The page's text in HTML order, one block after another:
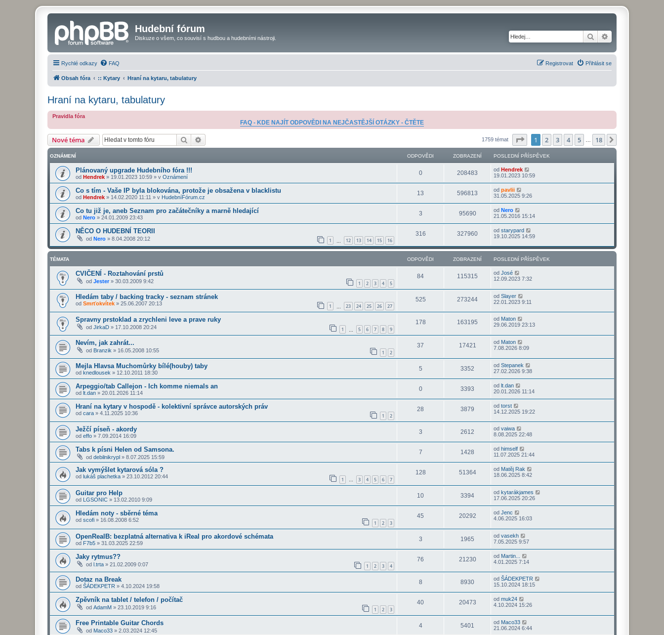
Hudební fórum
Diskuze o všem, co souvisí s hudbou a hudebními nástroji. Hledat
Rychlé odkazy FAQ Přihlásit se
Registrovat
Obsah fóra :: Kytary Hraní na kytaru, tabulatury
Hraní na kytaru, tabulatury
Pravidla fóra
FAQ - KDE NAJÍT ODPOVĚDI NA NEJČASTĚJŠÍ OTÁZKY - ČTĚTE
Nové téma Hledat 1759 témat Stránka z
1 2 3 4 5 18
OZNÁMENÍ ODPOVĚDI ZOBRAZENÍ POSLEDNÍ PŘÍSPĚVEK
Plánovaný upgrade Hudebního fóra !!!
od Hendrek » 19.01.2023 10:59 » v Oznámení
0 208483 od Hendrek
19.01.2023 10:59
Co s tím - Vaše IP byla blokována, protože je obsažena v blacklistu
od Hendrek » 14.02.2020 11:11 » v HudebníFórum.cz
13 596813 od pavlii
31.05.2025 9:26
Co tu již je, aneb Seznam pro začátečníky a marně hledající
od Nero » 24.01.2009 23:43
3 95690 od Nero
21.05.2016 15:14
NĚCO O HUDEBNÍ TEORII
od Nero » 8.04.2008 20:12 1 12 13 14 15 16
316 327960 od starypard
19.10.2025 14:59
TÉMATA ODPOVĚDI ZOBRAZENÍ POSLEDNÍ PŘÍSPĚVEK
CVIČENÍ - Roztahování prstů
od Jester» 30.03.2009 9:42 1 2 3 4 5
84 115315 od José
12.09.2023 7:32
Hledám taby / backing tracky - seznam stránek
od Smrťokvítek » 25.06.2007 20:13 1 23 24 25 26 27
525 273244 od Slayer
22.01.2023 9:11
Spravny prstoklad a zrychleni leve a prave ruky
od JirkaD » 17.10.2008 20:24 1 5 6 7 8 9
178 163195 od Maton
29.06.2019 23:13
Nevím, jak zahrát...
od Branzik » 16.05.2008 10:55 1 2
37 17421 od Maton
7.08.2026 8:09
Mejla Hlavsa Muchomůrky bílé(houby) taby
od knedlousek » 12.10.2011 18:30
5 3352 od Stepanek
27.02.2026 9:38
Arpeggio/tab Callejon - Ich komme niemals an
od lt.dan » 20.01.2026 11:14
0 3393 od lt.dan
20.01.2026 11:14
Hraní na kytary v hospodě - kolektivní správce autorských práv
od cara » 4.11.2025 10:36 1 2
28 3879 od torst
14.12.2025 19:22
Ježčí píseň - akordy
od effo » 7.09.2014 16:09
3 2612 od vaiwa
8.08.2025 22:48
Tabs k písni Helen od Samsona.
od debilnikrypl » 8.07.2025 15:59
7 1428 od himself
11.07.2025 21:44
Jak vymýšlet kytarová sóla ?
od lukáš plachetka » 23.10.2012 20:44 1 … 3 4 5 6 7
128 51364 od Matěj Rak
18.06.2025 8:42
Guitar pro Help
od LGSONIC » 13.02.2010 9:09
10 3394 od kytarákjames
17.06.2025 20:26
Hledám noty - sběrné téma
od scofi » 16.08.2008 6:52 1 2 3
45 20292 od Jenc
4.06.2025 16:03
OpenRealB: bezplatná alternativa k iReal pro akordové schémata
od F7b5 » 31.03.2025 22:59
3 1965 od vasekh
7.05.2025 9:57
Jaky rytmus??
od l.trta » 21.02.2009 0:07 1 2 3 4
76 21230 od Martin...
4.01.2025 7:14
Dotaz na Break
od ŠÁDEKPETR » 4.10.2024 19:58
8 8930 od ŠÁDEKPETR
15.10.2024 18:15
Zpěvník na tablet / telefon / počítač
od AdamM » 23.10.2019 9:16 1 2 3
40 20473 od muk24
4.10.2024 15:26
Free Printable Guitar Chords
od Maco33 » 2.03.2024 12:45
4 5401 od Maco33
21.06.2024 6:44